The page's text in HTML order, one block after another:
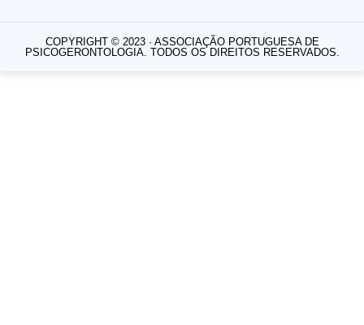
COPYRIGHT © 2023 · ASSOCIAÇÃO PORTUGUESA DE
PSICOGERONTOLOGIA. TODOS OS DIREITOS RESERVADOS.